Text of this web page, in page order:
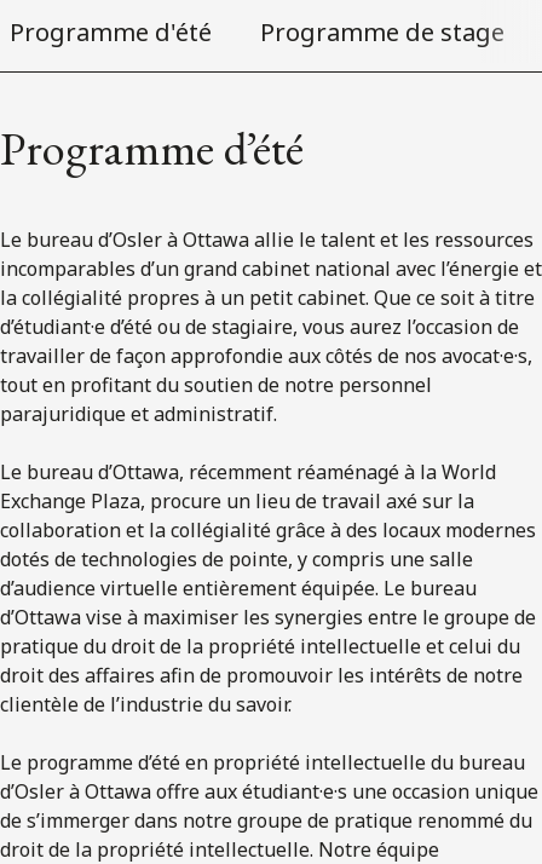
Réseau des anciens d’Osler
S’abonner
Programme d'été Programme de stage
Programme d’été
Le bureau d’Osler à Ottawa allie le talent et les ressources
incomparables d’un grand cabinet national avec l’énergie et
la collégialité propres à un petit cabinet. Que ce soit à titre
d’étudiant·e d’été ou de stagiaire, vous aurez l’occasion de
travailler de façon approfondie aux côtés de nos avocat·e·s,
tout en profitant du soutien de notre personnel
parajuridique et administratif.
Le bureau d’Ottawa, récemment réaménagé à la World
Exchange Plaza, procure un lieu de travail axé sur la
collaboration et la collégialité grâce à des locaux modernes
dotés de technologies de pointe, y compris une salle
d’audience virtuelle entièrement équipée. Le bureau
d’Ottawa vise à maximiser les synergies entre le groupe de
pratique du droit de la propriété intellectuelle et celui du
droit des affaires afin de promouvoir les intérêts de notre
clientèle de l’industrie du savoir.
Le programme d’été en propriété intellectuelle du bureau
d’Osler à Ottawa offre aux étudiant·e·s une occasion unique
de s’immerger dans notre groupe de pratique renommé du
droit de la propriété intellectuelle. Notre équipe